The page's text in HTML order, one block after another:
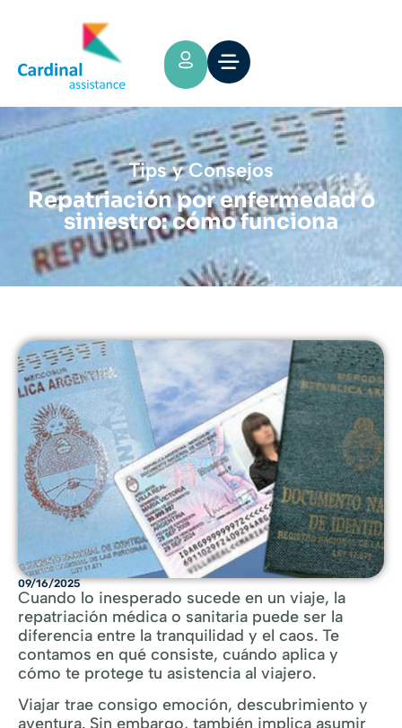
Tips y Consejos
Repatriación por enfermedad o
siniestro: cómo funciona
09/16/2025
Cuando lo inesperado sucede en un viaje, la
repatriación médica o sanitaria puede ser la
diferencia entre la tranquilidad y el caos. Te
contamos en qué consiste, cuándo aplica y
cómo te protege tu asistencia al viajero.
Viajar trae consigo emoción, descubrimiento y
aventura. Sin embargo, también implica asumir